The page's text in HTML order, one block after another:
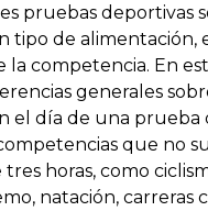
pruebas deportivas
tipo de alimentación,
la competencia. En
generales
el día de una prueba
que no
horas, como
natación, carreras